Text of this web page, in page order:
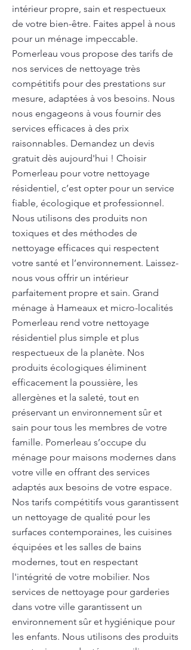
intérieur propre, sain et respectueux
de votre bien-être. Faites appel à nous
pour un ménage impeccable.
Pomerleau vous propose des tarifs de
nos services de nettoyage très
compétitifs pour des prestations sur
mesure, adaptées à vos besoins. Nous
nous engageons à vous fournir des
services efficaces à des prix
raisonnables. Demandez un devis
gratuit dès aujourd'hui ! Choisir
Pomerleau pour votre nettoyage
résidentiel, c’est opter pour un service
fiable, écologique et professionnel.
Nous utilisons des produits non
toxiques et des méthodes de
nettoyage efficaces qui respectent
votre santé et l’environnement. Laissez-
nous vous offrir un intérieur
parfaitement propre et sain. Grand
ménage à Hameaux et micro-localités
Pomerleau rend votre nettoyage
résidentiel plus simple et plus
respectueux de la planète. Nos
produits écologiques éliminent
efficacement la poussière, les
allergènes et la saleté, tout en
préservant un environnement sûr et
sain pour tous les membres de votre
famille. Pomerleau s’occupe du
ménage pour maisons modernes dans
votre ville en offrant des services
adaptés aux besoins de votre espace.
Nos tarifs compétitifs vous garantissent
un nettoyage de qualité pour les
surfaces contemporaines, les cuisines
équipées et les salles de bains
modernes, tout en respectant
l'intégrité de votre mobilier. Nos
services de nettoyage pour garderies
dans votre ville garantissent un
environnement sûr et hygiénique pour
les enfants. Nous utilisons des produits